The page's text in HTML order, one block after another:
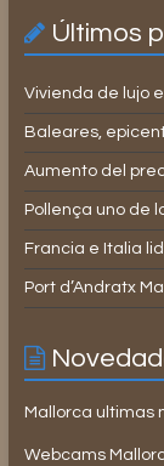
Últimos
Vivienda de lujo
Baleares,
Aumento del
Pollença uno de
Francia e Italia
Port d’Andratx
Mallorca ultimas
Webcams